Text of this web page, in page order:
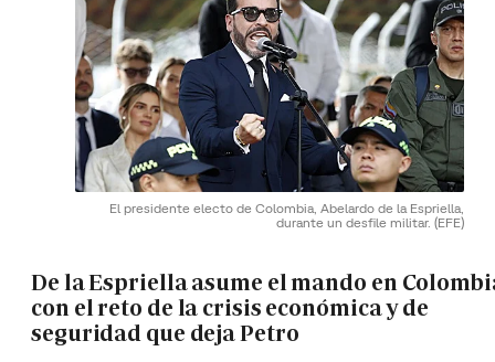
El presidente electo de Colombia, Abelardo de la Espriella,
durante un desfile militar. (EFE)
De la Espriella asume el mando en
con el reto de la crisis económica y de
seguridad que deja Petro